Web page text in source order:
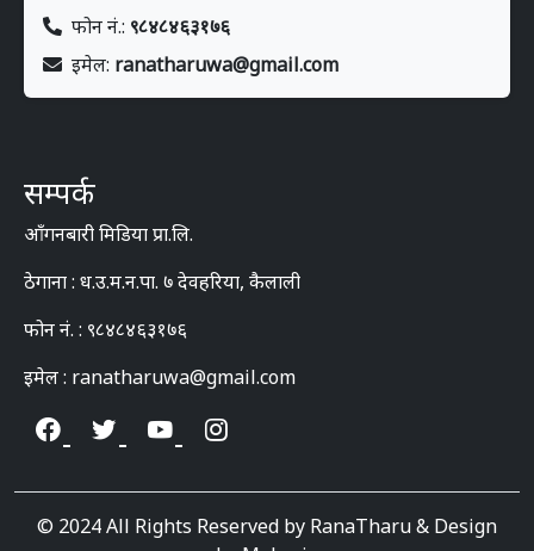
फोन नं.: ९८४८४६३१७६
इमेल: ranatharuwa@gmail.com
सम्पर्क
आँगनबारी मिडिया प्रा.लि.
ठेगाना : ध.उ.म.न.पा. ७ देवहरिया, कैलाली
फोन नं. : ९८४८४६३१७६
इमेल : ranatharuwa@gmail.com
© 2024 All Rights Reserved by RanaTharu & Design